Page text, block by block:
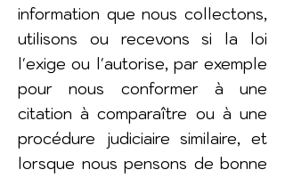
information que nous collectons,
utilisons ou recevons si la loi
l'exige ou l'autorise, par exemple
pour nous conformer à une
citation à comparaître ou à une
procédure judiciaire similaire, et
lorsque nous pensons de bonne